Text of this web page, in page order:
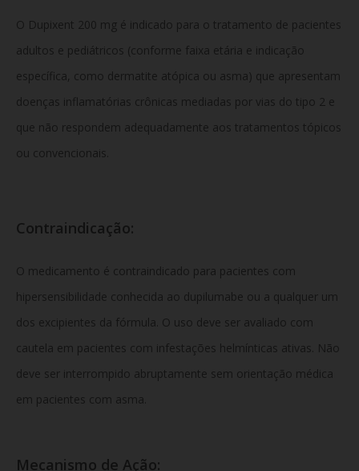
O Dupixent 200 mg é indicado para o tratamento de pacientes
adultos e pediátricos (conforme faixa etária e indicação
específica, como dermatite atópica ou asma) que apresentam
doenças inflamatórias crônicas mediadas por vias do tipo 2 e
que não respondem adequadamente aos tratamentos tópicos
ou convencionais.
Contraindicação:
O medicamento é contraindicado para pacientes com
hipersensibilidade conhecida ao dupilumabe ou a qualquer um
dos excipientes da fórmula. O uso deve ser avaliado com
cautela em pacientes com infestações helmínticas ativas. Não
deve ser interrompido abruptamente sem orientação médica
em pacientes com asma.
Mecanismo de Ação: